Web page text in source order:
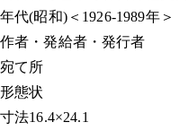
年代(昭和)＜1926-1989年＞
作者・発給者・発行者
宛て所
形態状
寸法16.4×24.1